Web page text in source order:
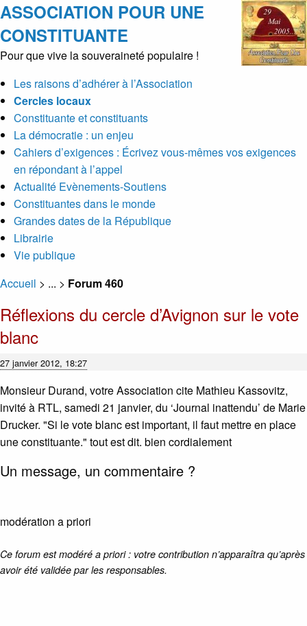
ASSOCIATION POUR UNE
CONSTITUANTE
Pour que vive la souveraineté populaire !
Les raisons d’adhérer à l’Association
Cercles locaux
Constituante et constituants
La démocratie : un enjeu
Cahiers d’exigences : Écrivez vous-mêmes vos exigences
en répondant à l’appel
Actualité Evènements-Soutiens
Constituantes dans le monde
Grandes dates de la République
Librairie
Vie publique
Accueil > ... > Forum 460
Réflexions du cercle d’Avignon sur le vote
blanc
27 janvier 2012, 18:27
Monsieur Durand, votre Association cite Mathieu Kassovitz,
invité à RTL, samedi 21 janvier, du ‘Journal inattendu’ de Marie
Drucker. "Si le vote blanc est important, il faut mettre en place
une constituante." tout est dit. bien cordialement
Un message, un commentaire ?
modération a priori
Ce forum est modéré a priori : votre contribution n’apparaîtra qu’après
avoir été validée par les responsables.